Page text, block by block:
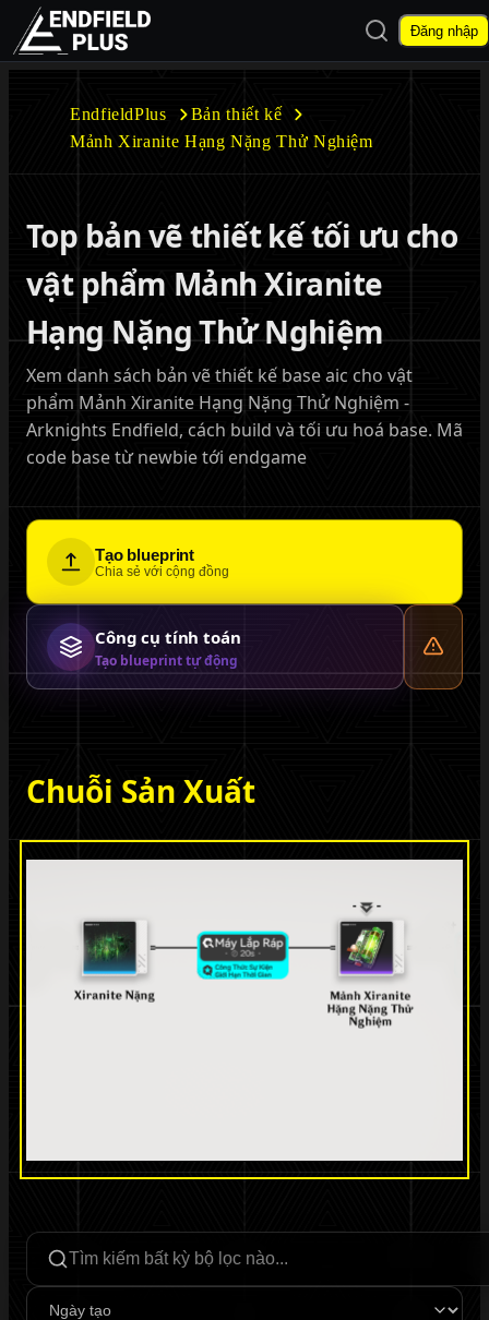
EndfieldPlus
Mở tìm kiếmĐăng nhập
EndfieldPlus
Bản thiết kế
Mảnh Xiranite Hạng Nặng Thử Nghiệm
Top bản vẽ thiết kế tối ưu cho
vật phẩm Mảnh Xiranite
Hạng Nặng Thử Nghiệm
Xem danh sách bản vẽ thiết kế base aic cho vật
phẩm Mảnh Xiranite Hạng Nặng Thử Nghiệm -
Arknights Endfield, cách build và tối ưu hoá base. Mã
code base từ newbie tới endgame
Tạo blueprint
Chia sẻ với cộng đồng
Công cụ tính toán
Tạo blueprint tự động
Chuỗi Sản Xuất
Tìm kiếm bộ lọc